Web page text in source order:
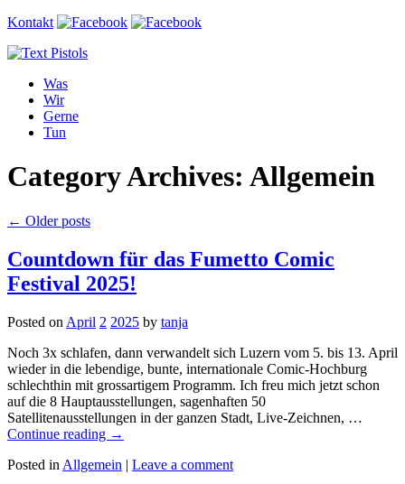
Kontakt
Was
Wir
Gerne
Tun
Category Archives: Allgemein
← Older posts
Countdown für das Fumetto Comic
Festival 2025!
Posted on April 2 2025 by tanja
Noch 3x schlafen, dann verwandelt sich Luzern vom 5. bis 13. April
wieder in die lebendige, bunte, internationale Comic-Hochburg
schlechthin mit grossartigem Programm. Ich freu mich jetzt schon
auf die 8 Hauptausstellungen, sagenhaften 50
Satellitenausstellungen in der ganzen Stadt, Live-Zeichnen, …
Continue reading →
Posted in Allgemein | Leave a comment